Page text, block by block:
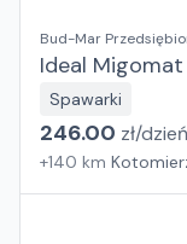
Bud-Mar
Ideal
Spawarki
246.00 zł/dzień
+140 km